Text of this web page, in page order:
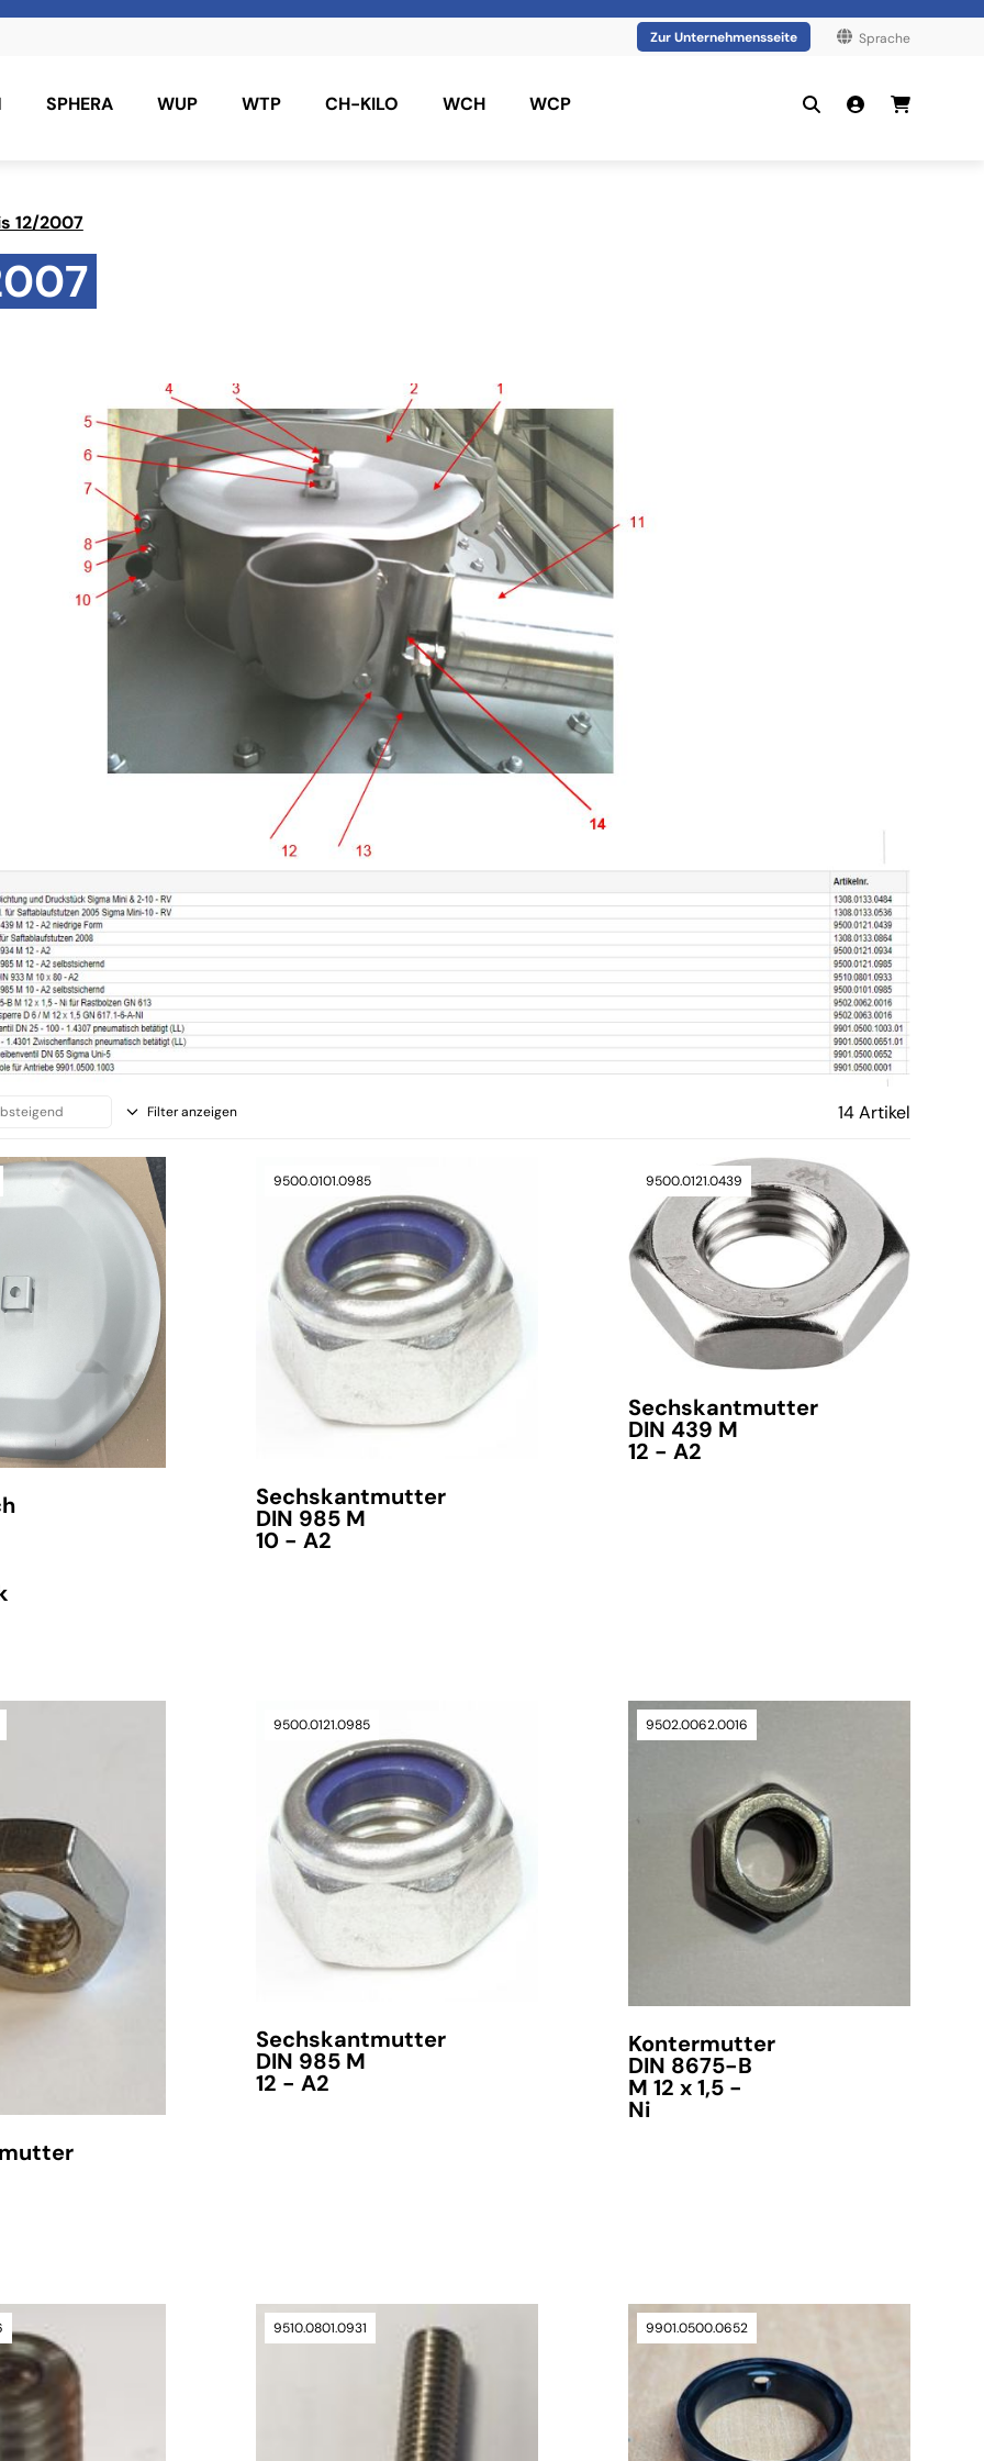
Sprache
Zur Unternehmensseite
SPHERA WUP WTP CH-KILO WCH WCP
12/2007
Filter anzeigen 14 Artikel
9500.0101.0985
Sechskantmutter
DIN 985 M
10 - A2
9500.0121.0439
Sechskantmutter
DIN 439 M
12 - A2
9500.0121.0985
Sechskantmutter
DIN 985 M
12 - A2
9502.0062.0016
Kontermutter
DIN 8675-B
M 12 x 1,5 -
Ni
9510.0801.0931 9901.0500.0652